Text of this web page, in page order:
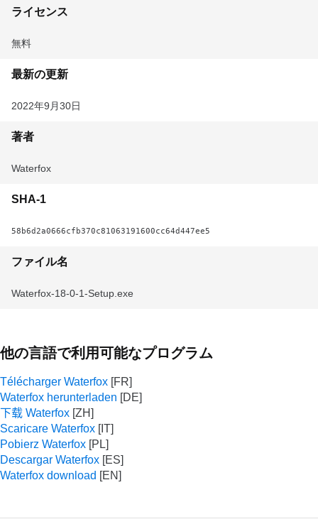
ライセンス
無料
最新の更新
2022年9月30日
著者
Waterfox
SHA-1
58b6d2a0666cfb370c81063191600cc64d447ee5
ファイル名
Waterfox-18-0-1-Setup.exe
他の言語で利用可能なプログラム
Télécharger Waterfox
Waterfox herunterladen
下载 Waterfox
Scaricare Waterfox
Pobierz Waterfox
Descargar Waterfox
Waterfox download